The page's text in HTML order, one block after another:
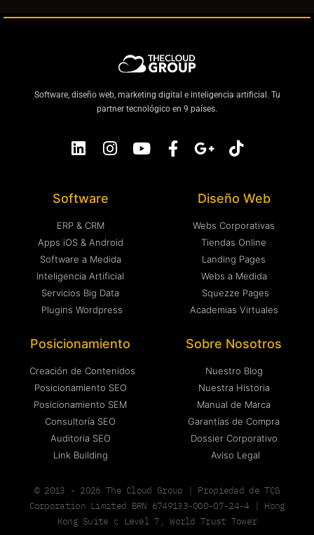
Software, diseño web, marketing digital e inteligencia artificial. Tu
partner tecnológico en 9 países.
Software
ERP & CRM
Apps iOS & Android
Software a Medida
Inteligencia Artificial
Servicios Big Data
Plugins Wordpress
Diseño Web
Webs Corporativas
Tiendas Online
Landing Pages
Webs a Medida
Squezze Pages
Academias Virtuales
Posicionamiento
Creación de Contenidos
Posicionamiento SEO
Posicionamiento SEM
Consultoría SEO
Auditoria SEO
Link Building
Sobre Nosotros
Nuestro Blog
Nuestra Historia
Manual de Marca
Garantías de Compra
Dossier Corporativo
Aviso Legal
© 2013 - 2026 The Cloud Group | Propiedad de TCG
Corporation Limited BRN 6749133-000-07-24-4 | Hong
Kong Suite c Level 7, World Trust Tower